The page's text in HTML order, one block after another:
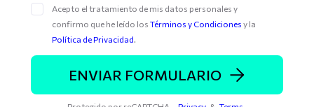
Acepto el tratamiento de mis datos personales y
confirmo que he leído los Términos y Condiciones y la
Política de Privacidad.
ENVIAR FORMULARIO